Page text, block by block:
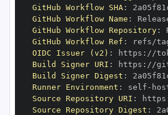
GitHub Workflow SHA:
GitHub Workflow Name :
GitHub Workflow Repository:
GitHub Workflow Ref :
OIDC Issuer (v2) : https :
Build Signer URI : https : //
Build Signer Digest :
Runner Environment : self -
Source Repository URI : https
Source Repository Digest :